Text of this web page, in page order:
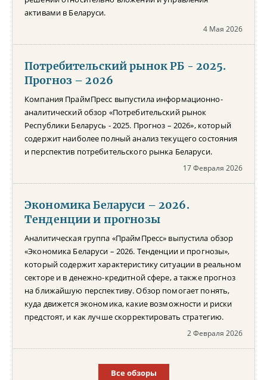
активами в Беларуси.
4 Мая 2026
Потребительский рынок РБ - 2025.
Прогноз – 2026
Компания ПраймПресс выпустила информационно-
аналитический обзор «Потребительский рынок
Республики Беларусь - 2025. Прогноз – 2026», который
содержит наиболее полный анализ текущего состояния
и перспектив потребительского рынка Беларуси.
17 Февраля 2026
Экономика Беларуси – 2026.
Тенденции и прогнозы
Аналитическая группа «ПраймПресс» выпустила обзор
«Экономика Беларуси – 2026. Тенденции и прогнозы»,
который содержит характеристику ситуации в реальном
секторе и в денежно-кредитной сфере, а также прогноз
на ближайшую перспективу. Обзор помогает понять,
куда движется экономика, какие возможности и риски
предстоят, и как лучше скорректировать стратегию.
2 Февраля 2026
Все обзоры